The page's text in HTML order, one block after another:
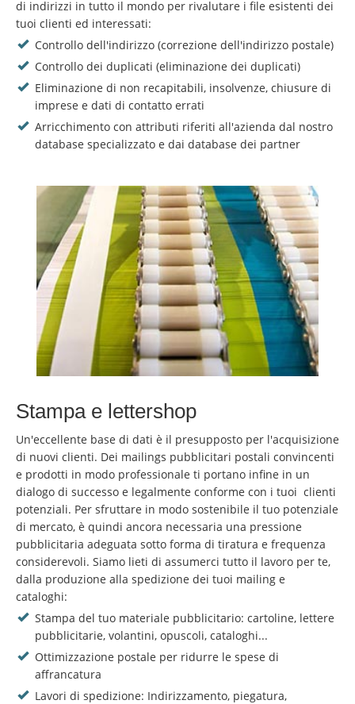
di indirizzi in tutto il mondo per rivalutare i file esistenti dei
tuoi clienti ed interessati:
Controllo dell'indirizzo (correzione dell'indirizzo postale)
Controllo dei duplicati (eliminazione dei duplicati)
Eliminazione di non recapitabili, insolvenze, chiusure di
imprese e dati di contatto errati
Arricchimento con attributi riferiti all'azienda dal nostro
database specializzato e dai database dei partner
Stampa e lettershop
Un'eccellente base di dati è il presupposto per l'acquisizione
di nuovi clienti. Dei mailings pubblicitari postali convincenti
e prodotti in modo professionale ti portano infine in un
dialogo di successo e legalmente conforme con i tuoi clienti
potenziali. Per sfruttare in modo sostenibile il tuo potenziale
di mercato, è quindi ancora necessaria una pressione
pubblicitaria adeguata sotto forma di tiratura e frequenza
considerevoli. Siamo lieti di assumerci tutto il lavoro per te,
dalla produzione alla spedizione dei tuoi mailing e
cataloghi:
Stampa del tuo materiale pubblicitario: cartoline, lettere
pubblicitarie, volantini, opuscoli, cataloghi...
Ottimizzazione postale per ridurre le spese di
affrancatura
Lavori di spedizione: Indirizzamento, piegatura,